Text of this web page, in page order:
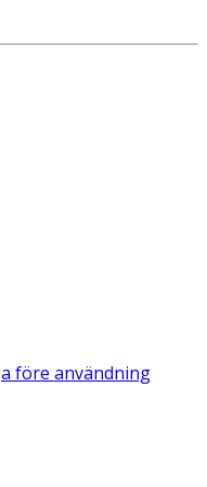
före användning